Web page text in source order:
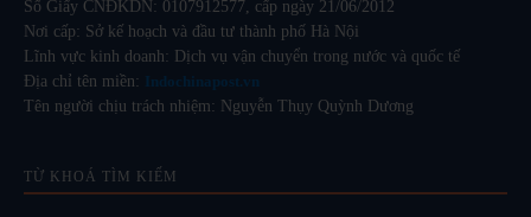
Số Giấy CNĐKDN: 0107912577, cấp ngày 21/06/2012
Nơi cấp: Sở kế hoạch và đầu tư thành phố Hà Nội
Lĩnh vực kinh doanh: Dịch vụ vận chuyển trong nước và quốc tế
Địa chỉ tên miền: Indochinapost.vn
Tên người chịu trách nhiệm: Nguyễn Thụy Quỳnh Dương
TỪ KHOÁ TÌM KIẾM